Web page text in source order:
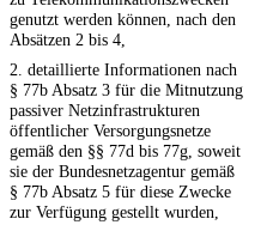
genutzt werden können, nach den
Absätzen 2 bis 4,
2. detaillierte Informationen nach
§ 77b Absatz 3 für die Mitnutzung
passiver Netzinfrastrukturen
öffentlicher Versorgungsnetze
gemäß den §§ 77d bis 77g, soweit
sie der Bundesnetzagentur gemäß
§ 77b Absatz 5 für diese Zwecke
zur Verfügung gestellt wurden,